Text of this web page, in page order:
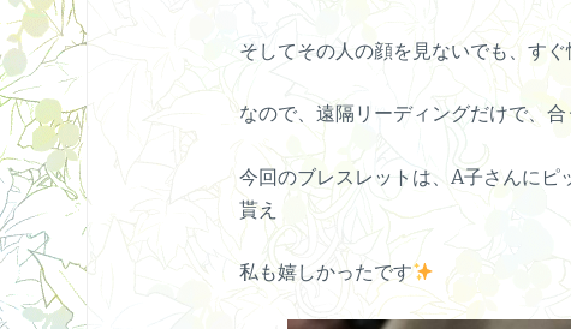
そしてその人の顔を見ないでも、す
なので、遠隔リーディングだけで、
今回のブレスレットは、A子さんにピ
貰え
私も嬉しかったです